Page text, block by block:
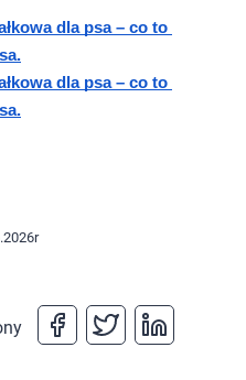
dla psa – co to
dla psa – co to
r